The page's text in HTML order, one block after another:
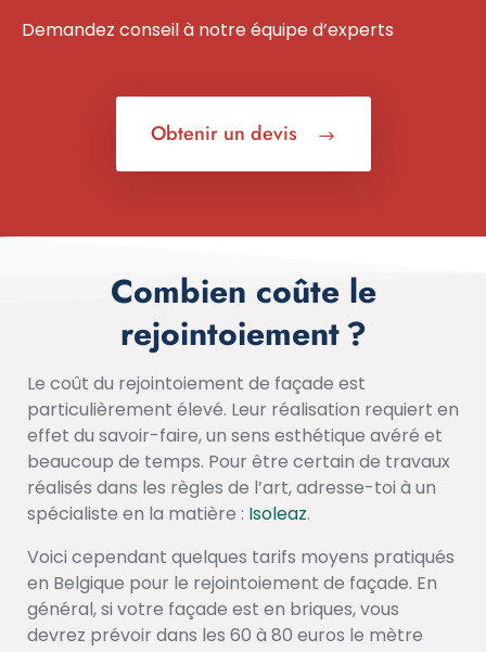
Demandez conseil à notre équipe d’experts
Obtenir un devis
Combien coûte le
rejointoiement ?
Le coût du rejointoiement de façade est
particulièrement élevé. Leur réalisation requiert en
effet du savoir-faire, un sens esthétique avéré et
beaucoup de temps. Pour être certain de travaux
réalisés dans les règles de l’art, adresse-toi à un
spécialiste en la matière : Isoleaz.
Voici cependant quelques tarifs moyens pratiqués
en Belgique pour le rejointoiement de façade. En
général, si votre façade est en briques, vous
devrez prévoir dans les 60 à 80 euros le mètre